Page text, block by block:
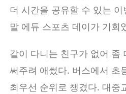
더 시간을 공유할 수 있는
말 에듀 스포츠 데이가 기회
같이 다니는 친구가 없어 좀
써주려 애썼다. 버스에서 초
최우선 순위로 챙겼다. 대중